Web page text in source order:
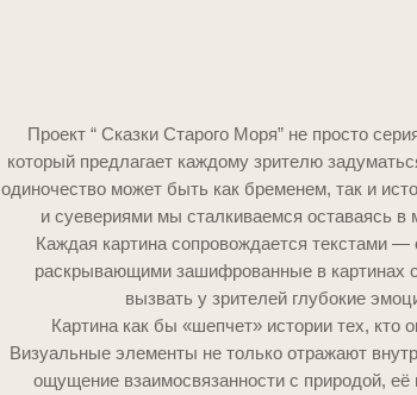
Проект “ Сказки Старого Моря” не просто
который предлагает каждому зрителю
одиночество может быть как бременем, так и
и суевериями мы сталкиваемся оставаясь
Каждая картина сопровождается текстами —
раскрывающими зашифрованные в картинах
вызвать у зрителей глубокие
Картина как бы «шепчет» истории тех, кто
Визуальные элементы не только отражают
ощущение взаимосвязанности с природой, её